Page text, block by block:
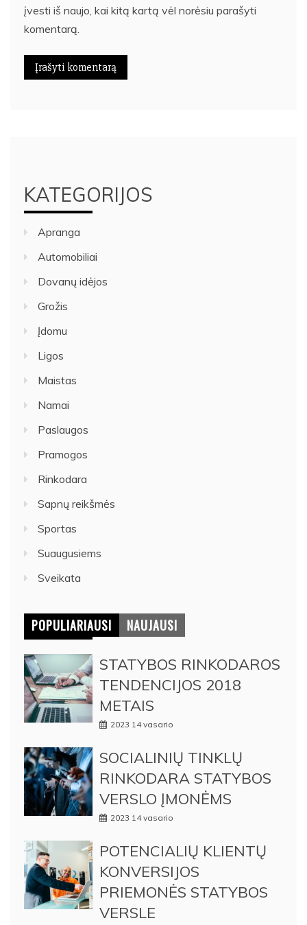
įvesti iš naujo, kai kitą kartą vėl norėsiu parašyti
komentarą.
KATEGORIJOS
Apranga
Automobiliai
Dovanų idėjos
Grožis
Įdomu
Ligos
Maistas
Namai
Paslaugos
Pramogos
Rinkodara
Sapnų reikšmės
Sportas
Suaugusiems
Sveikata
POPULIARIAUSI NAUJAUSI
STATYBOS RINKODAROS
TENDENCIJOS 2018
METAIS
2023 14 vasario
SOCIALINIŲ TINKLŲ
RINKODARA STATYBOS
VERSLO ĮMONĖMS
2023 14 vasario
POTENCIALIŲ KLIENTŲ
KONVERSIJOS
PRIEMONĖS STATYBOS
VERSLE